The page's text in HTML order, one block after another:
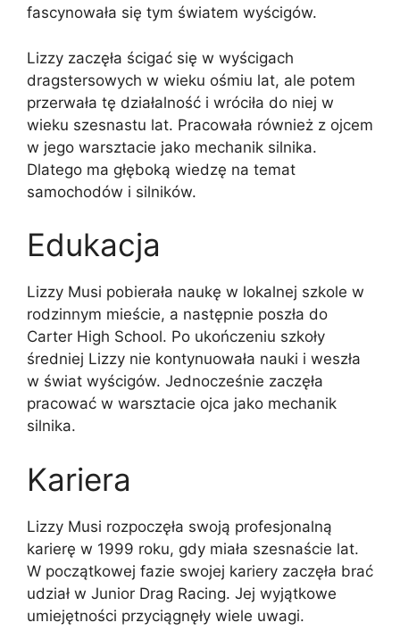
fascynowała się tym światem wyścigów.
Lizzy zaczęła ścigać się w wyścigach
dragstersowych w wieku ośmiu lat, ale potem
przerwała tę działalność i wróciła do niej w
wieku szesnastu lat. Pracowała również z ojcem
w jego warsztacie jako mechanik silnika.
Dlatego ma głęboką wiedzę na temat
samochodów i silników.
Edukacja
Lizzy Musi pobierała naukę w lokalnej szkole w
rodzinnym mieście, a następnie poszła do
Carter High School. Po ukończeniu szkoły
średniej Lizzy nie kontynuowała nauki i weszła
w świat wyścigów. Jednocześnie zaczęła
pracować w warsztacie ojca jako mechanik
silnika.
Kariera
Lizzy Musi rozpoczęła swoją profesjonalną
karierę w 1999 roku, gdy miała szesnaście lat.
W początkowej fazie swojej kariery zaczęła brać
udział w Junior Drag Racing. Jej wyjątkowe
umiejętności przyciągnęły wiele uwagi.